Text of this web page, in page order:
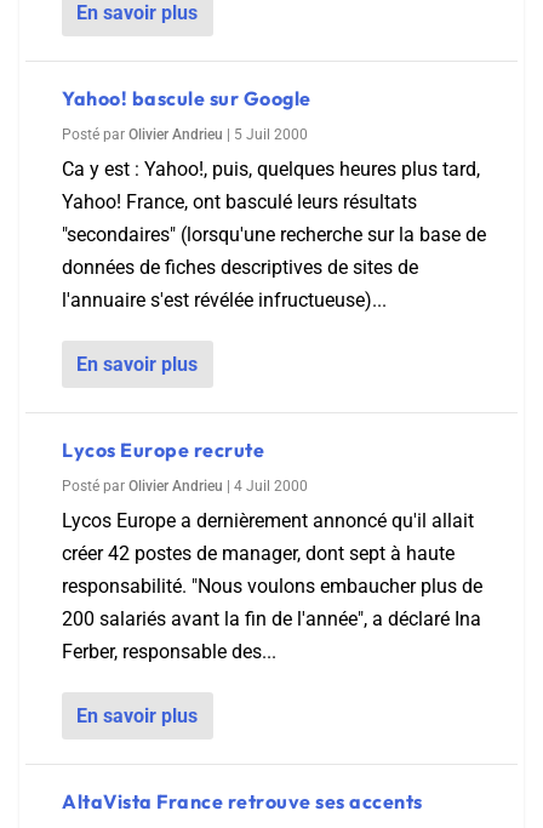
En savoir plus
Yahoo! bascule sur Google
Posté par Olivier Andrieu 5 Juil 2000
Ca y est : Yahoo!, puis, quelques heures plus tard,
Yahoo! France, ont basculé leurs résultats
"secondaires" (lorsqu'une recherche sur la base de
données de fiches descriptives de sites de
l'annuaire s'est révélée infructueuse)...
En savoir plus
Lycos Europe recrute
Posté par Olivier Andrieu 4 Juil 2000
Lycos Europe a dernièrement annoncé qu'il allait
créer 42 postes de manager, dont sept à haute
responsabilité. "Nous voulons embaucher plus de
200 salariés avant la fin de l'année", a déclaré Ina
Ferber, responsable des...
En savoir plus
AltaVista France retrouve ses accents